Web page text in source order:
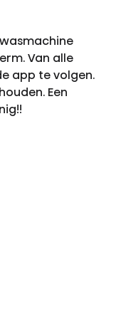
Van alle
app te volgen.
Een